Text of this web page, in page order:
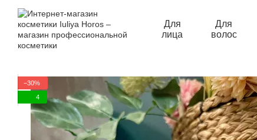
Перейти к основному контенту
Для
лица
Для
волос
−30%
4